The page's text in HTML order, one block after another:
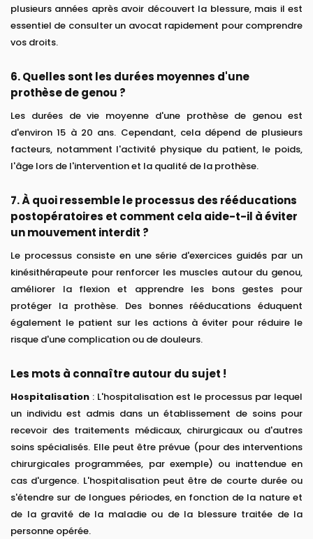
plusieurs années après avoir découvert la blessure, mais il est
essentiel de consulter un avocat rapidement pour comprendre
vos droits.
6. Quelles sont les durées moyennes d'une
prothèse de genou ?
Les durées de vie moyenne d'une prothèse de genou est
d'environ 15 à 20 ans. Cependant, cela dépend de plusieurs
facteurs, notamment l'activité physique du patient, le poids,
l'âge lors de l'intervention et la qualité de la prothèse.
7. À quoi ressemble le processus des rééducations
postopératoires et comment cela aide-t-il à éviter
un mouvement interdit ?
Le processus consiste en une série d'exercices guidés par un
kinésithérapeute pour renforcer les muscles autour du genou,
améliorer la flexion et apprendre les bons gestes pour
protéger la prothèse. Des bonnes rééducations éduquent
également le patient sur les actions à éviter pour réduire le
risque d'une complication ou de douleurs.
Les mots à connaître autour du sujet !
Hospitalisation : L'hospitalisation est le processus par lequel
un individu est admis dans un établissement de soins pour
recevoir des traitements médicaux, chirurgicaux ou d'autres
soins spécialisés. Elle peut être prévue (pour des interventions
chirurgicales programmées, par exemple) ou inattendue en
cas d'urgence. L'hospitalisation peut être de courte durée ou
s'étendre sur de longues périodes, en fonction de la nature et
de la gravité de la maladie ou de la blessure traitée de la
personne opérée.